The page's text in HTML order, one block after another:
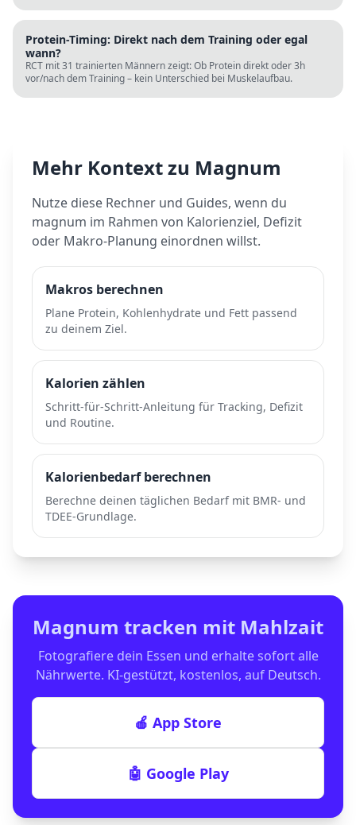
Protein-Timing: Direkt nach dem Training oder egal
wann?
RCT mit 31 trainierten Männern zeigt: Ob Protein direkt oder 3h
vor/nach dem Training – kein Unterschied bei Muskelaufbau.
Mehr Kontext zu Magnum
Nutze diese Rechner und Guides, wenn du
magnum im Rahmen von Kalorienziel, Defizit
oder Makro-Planung einordnen willst.
Makros berechnen
Plane Protein, Kohlenhydrate und Fett passend
zu deinem Ziel.
Kalorien zählen
Schritt-für-Schritt-Anleitung für Tracking, Defizit
und Routine.
Kalorienbedarf berechnen
Berechne deinen täglichen Bedarf mit BMR- und
TDEE-Grundlage.
Magnum tracken mit Mahlzait
Fotografiere dein Essen und erhalte sofort alle
Nährwerte. KI-gestützt, kostenlos, auf Deutsch.
🍎 App Store
🤖 Google Play